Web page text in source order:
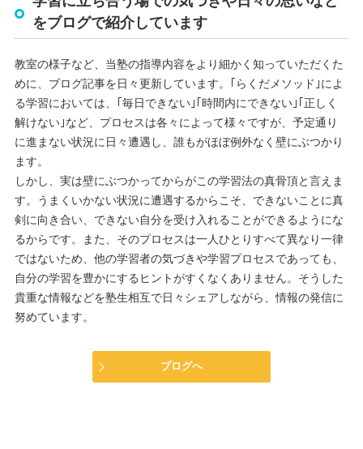
をブログで紹介しています
教室の様子など、当塾の指導内容をより細かく知っていただくた
めに、ブログ記事を日々更新しています。｢らくだメソッド｣によ
る学習においては、｢毎日できない｣｢時間内にできない｣｢正しく
解けない｣など、プロセスは各々によって様々ですが、予定通り
に進まない状況に日々遭遇し、誰もがほぼ例外なく壁にぶつかり
ます。
しかし、実は壁にぶつかってからがこの学習法の真骨頂と言えま
す。うまくいかない状況に遭遇するからこそ、できないことに真
剣に向き合い、できない自分を受け入れることができるようにな
るからです。また、そのプロセスは一人ひとりすべて異なり一律
ではないため、他の学習者の気づきや学習プロセスであっても、
自分の学習を豊かにするヒントがすくなくありません。そうした
貴重な情報などを塾生相互で日々シェアしながら、情報の発信に
努めています。
ブログへ